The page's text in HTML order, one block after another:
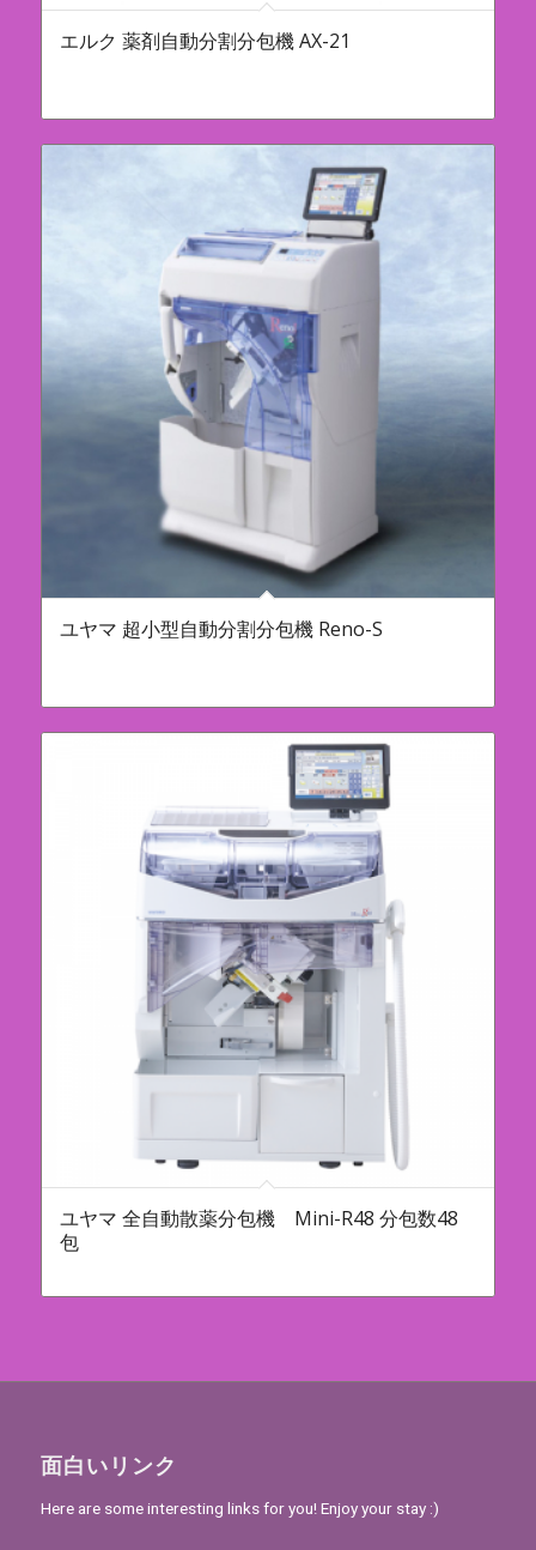
エルク 薬剤自動分割分包機 AX-21
ユヤマ 超小型自動分割分包機 Reno-S
ユヤマ 全自動散薬分包機 Mini-R48 分包数48
包
面白いリンク
Here are some interesting links for you! Enjoy your stay :)